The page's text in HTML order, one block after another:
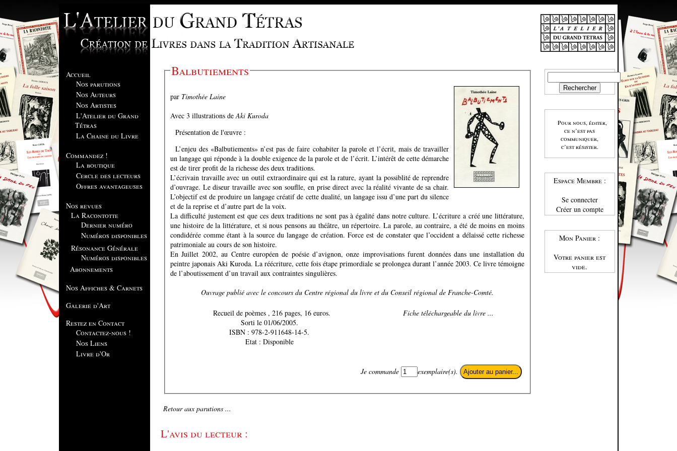
Accueil
Nos parutions
Nos Auteurs
Nos Artistes
L'Atelier du Grand
Tétras
La Chaine du Livre
Commandez !
La boutique
Cercle des lecteurs
Offres avantageuses
Nos revues
La Racontotte
Dernier numéro
Numéros disponibles
Résonance Générale
Numéros disponibles
Abonnements
Nos Affiches & Carnets
Galerie d'Art
Restez en Contact
Contactez-nous !
Nos Liens
Livre d'Or
Pour nous, éditer,
ce n’est pas
communiquer,
c’est résister.
Espace Membre :
Se connecter
Créer un compte
Mon Panier :
Votre panier est
vide.
Balbutiements
par Timothée Laine
Avec 3 illustrations deAki Kuroda
Présentation de l'œuvre :
L’enjeu des «Balbutiements» n’est pas de faire cohabiter la parole et l’écrit, mais de travailler
un langage qui réponde à la double exigence de la parole et de l’écrit. L’intérêt de cette démarche
est de tirer profit de la richesse des deux traditions.
L’écrivain travaille avec un outil extraordinaire qui est la rature, ayant la possiblité de reprendre
d’ouvrage. Le diseur travaille avec son souflle, en prise direct avec la réalité vivante de sa chair.
L’objectif est de produire un langage créatif de cette dualité, un langage issu d’une part du silence
et de la reprise et d’autre part de la voix.
La difficulté justement est que ces deux traditions ne sont pas à égalité dans notre culture. L’écriture a créé une littérature,
une histoire de la littérature, et si nous pensons au théâtre, un répertoire. La parole, au contraire, a été de moins en moins
condidérée comme étant à la source du langage de création. Force est de constater que l’occident a délaissé cette richesse
patrimoniale au cours de son histoire.
En Juillet 2002, au Centre européen de poésie d’avignon, onze improvisations furent données dans une installation du
peintre japonais Aki Kuroda. La réécriture, cette fois étape primordiale se prolongea durant l’année 2003. Ce livre témoigne
de l’aboutissement d’un travail aux contraintes singulières.
Ouvrage publié avec le concours du Centre régional du livre et du Conseil régional de Franche-Comté.
Recueil de poèmes , 216 pages, 16 euros.
Sorti le 01/06/2005.
ISBN : 978-2-911648-14-5.
Etat : Disponible
Fiche téléchargeable du livre ...
Je commande exemplaire(s).
Retour aux parutions ...
L'avis du lecteur :